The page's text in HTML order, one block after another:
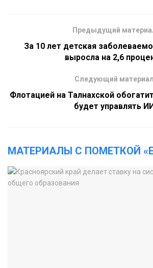
Предыдущий
За 10 лет детская
выросла на 2,6
Следующий материал
Флотацией на Талнахской
будет управлять ИИ
МАТЕРИАЛЫ С ПОМЕТКОЙ